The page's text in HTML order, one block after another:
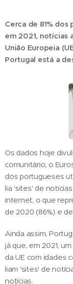
Cerca de 81%
em 2021, notícias
União Europeia
Portugal está a
Os dados hoje
comunitário, o
dos portugueses
lia 'sites' de
internet, o que
de 2020 (86%) e de
Ainda assim,
já que, em 2021,
da UE com idades
liam 'sites' de
notícias.